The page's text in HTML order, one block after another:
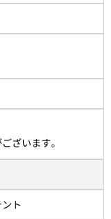
ざいます。
ト